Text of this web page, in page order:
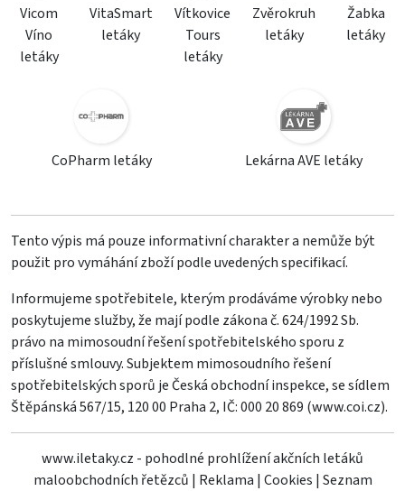
Vicom
Víno
letáky
VitaSmart
letáky
Vítkovice
Tours
letáky
Zvěrokruh
letáky
Žabka
letáky
CoPharm letáky Lekárna AVE letáky
Tento výpis má pouze informativní charakter a nemůže být
použit pro vymáhání zboží podle uvedených specifikací.
Informujeme spotřebitele, kterým prodáváme výrobky nebo
poskytujeme služby, že mají podle zákona č. 624/1992 Sb.
právo na mimosoudní řešení spotřebitelského sporu z
příslušné smlouvy. Subjektem mimosoudního řešení
spotřebitelských sporů je Česká obchodní inspekce, se sídlem
Štěpánská 567/15, 120 00 Praha 2, IČ: 000 20 869 (www.coi.cz).
www.iletaky.cz - pohodlné prohlížení akčních letáků
maloobchodních řetězců | Reklama | Cookies | Seznam